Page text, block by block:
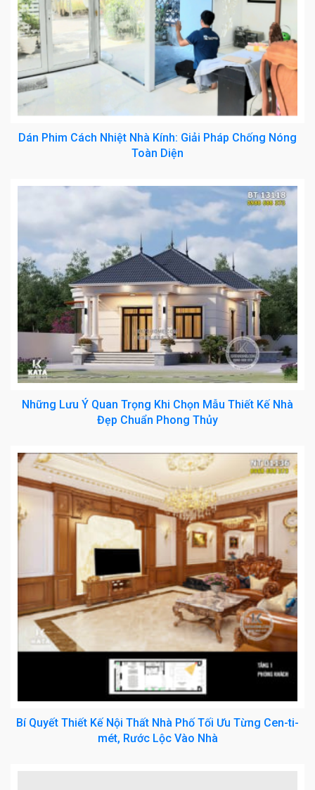
Dán Phim Cách Nhiệt Nhà Kính: Giải Pháp Chống Nóng
Toàn Diện
Những Lưu Ý Quan Trọng Khi Chọn Mẫu Thiết Kế Nhà
Đẹp Chuẩn Phong Thủy
Bí Quyết Thiết Kế Nội Thất Nhà Phố Tối Ưu Từng Cen-ti-
mét, Rước Lộc Vào Nhà